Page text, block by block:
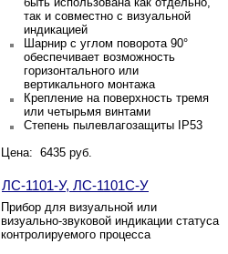
так и совместно с визуальной
индикацией
Шарнир с углом поворота 90°
обеспечивает возможность
горизонтального или
вертикального монтажа
Крепление на поверхность тремя
или четырьмя винтами
Степень пылевлагозащиты IP53
Цена: 6435 руб.
ЛС-1101-У, ЛС-1101С-У
Прибор для визуальной или
визуально-звуковой индикации статуса
контролируемого процесса